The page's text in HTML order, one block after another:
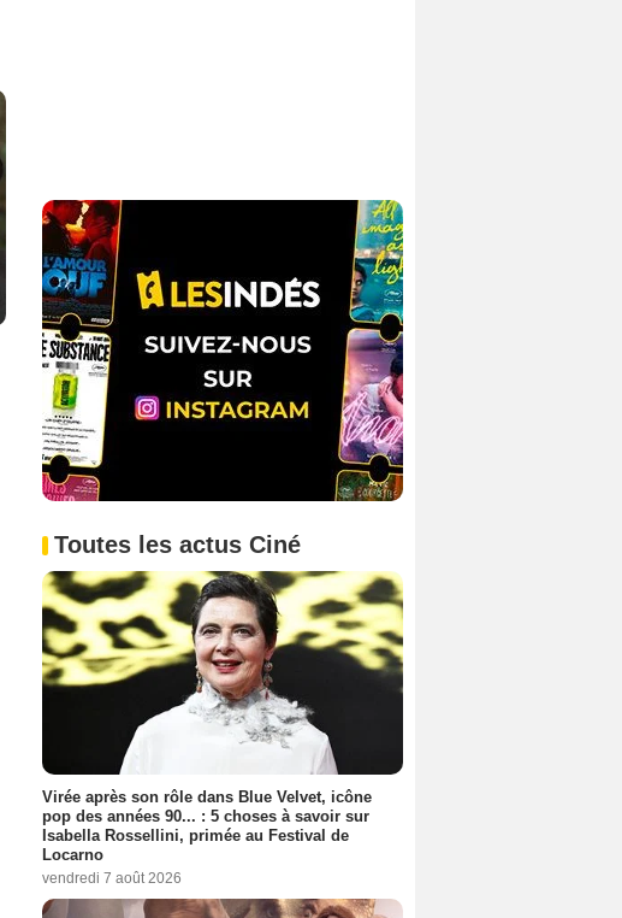
Toutes les actus Ciné
Virée après son rôle dans Blue Velvet, icône
pop des années 90... : 5 choses à savoir sur
Isabella Rossellini, primée au Festival de
Locarno
vendredi 7 août 2026